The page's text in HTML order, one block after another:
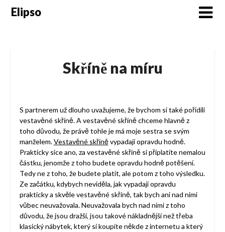
SkipElipso
Skříně na míru
S partnerem už dlouho uvažujeme, že bychom si také pořídili
vestavěné skříně. A vestavěné skříně chceme hlavně z
toho důvodu, že právě tohle je má moje sestra se svým
manželem.Vestavěné skříněvypadají opravdu hodně.
Prakticky sice ano, za vestavěné skříně si připlatíte nemalou
částku, jenomže z toho budete opravdu hodně potěšení.
Tedy ne z toho, že budete platit, ale potom z toho výsledku.
Ze začátku, kdybych neviděla, jak vypadají opravdu
prakticky a skvěle vestavěné skříně, tak bych ani nad nimi
vůbec neuvažovala. Neuvažovala bych nad nimi z toho
důvodu, že jsou dražší, jsou takové nákladnější než třeba
klasický nábytek, který si koupíte někde z internetu a který